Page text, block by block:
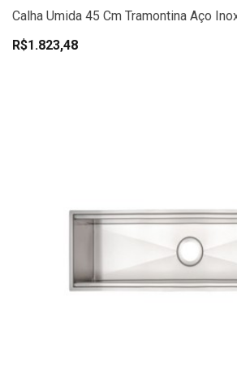
Calha Umida 45 Cm Tramontina Aço
R$1.823,48